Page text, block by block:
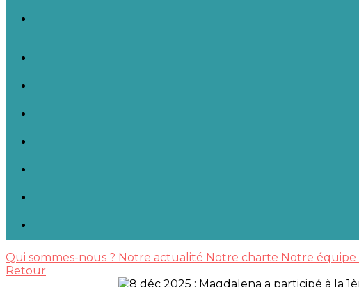
Qui sommes-nous ? Notre actualité Notre charte Notre équipe
Retour